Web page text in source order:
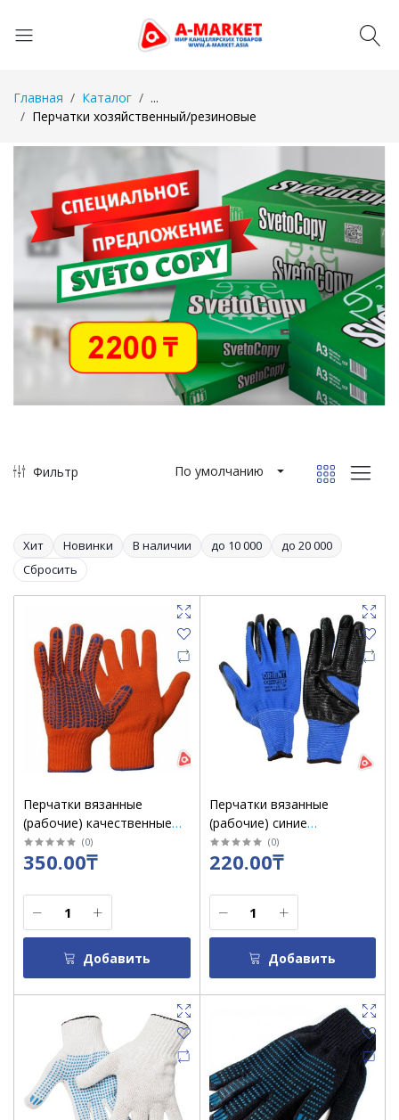
Главная Каталог
...
Перчатки хозяйственный/резиновые
Фильтр По умолчанию
Хит Новинки В наличии до 10 000
до 20 000
Сбросить
Перчатки вязанные
(рабочие) качественные
оранжевые /уп 10 пар
(0)
350.00₸
Добавить
Перчатки вязанные
(рабочие) синие
качественные
(0)
220.00₸
Добавить